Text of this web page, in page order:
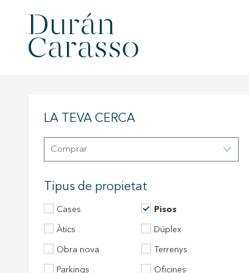
LA TEVA CERCA
Comprar
Tipus de propietat
Cases Pisos
àtics Dúplex
Obra nova Terrenys
Parkings Oficines